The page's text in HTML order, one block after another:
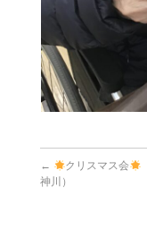
← クリスマス会
神川）